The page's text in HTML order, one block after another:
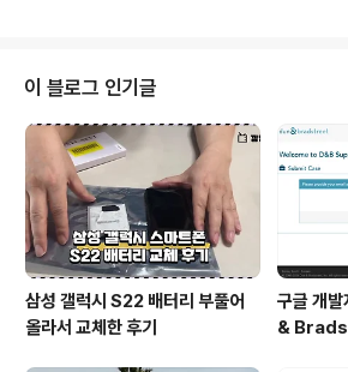
모 자금을 조달하기 이전 단계라는 점에서 벤쳐기업과는
차이가 있다. 최근에는 새로운 일을 시작하는 대부분의 기
업들을 스타트업이라고 부르며, 그들 자신들도 스타트업
라고 부른다. 스타트업은 창업의 다른 말로 쓰이기도 한
어찌되었건 창업도 스타트하는 것이니 일맥상통한다. 스
트업은 고위험·고성장·고수익 가능성을 지닌 기술·인터
이 블로그 인기글
삼성 갤럭시 S22 배터리 부풀어
올라서 교체한 후기
구글 개
&